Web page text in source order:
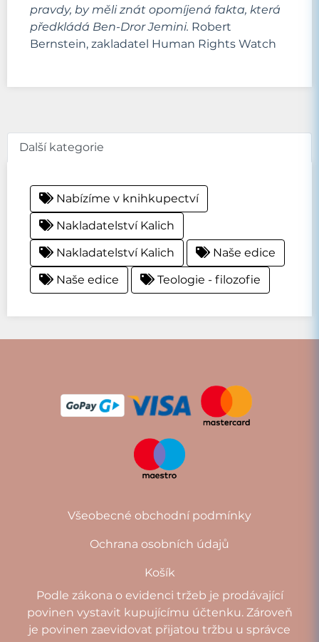
pravdy, by měli znát opomíjená fakta, která
předkládá Ben-Dror Jemini. Robert
Bernstein, zakladatel Human Rights Watch
Další kategorie
Nabízíme v knihkupectví
Nakladatelství Kalich
Nakladatelství Kalich
Naše edice
Naše edice
Teologie - filozofie
Všeobecné obchodní podmínky
Ochrana osobních údajů
Košík
Podle zákona o evidenci tržeb je prodávající
povinen vystavit kupujícímu účtenku. Zároveň
je povinen zaevidovat přijatou tržbu u správce